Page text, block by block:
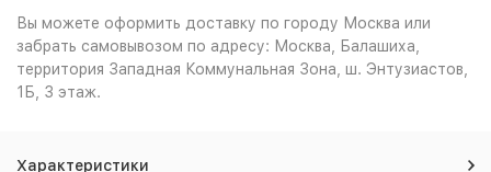
Вы можете оформить доставку по городу Москва или
забрать самовывозом по адресу: Москва, Балашиха,
территория Западная Коммунальная Зона, ш. Энтузиастов,
1Б, 3 этаж.
Характеристики